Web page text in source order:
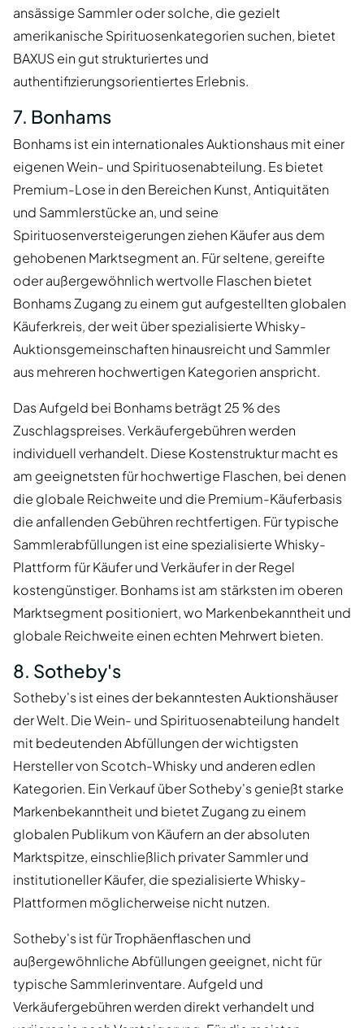
ansässige Sammler oder solche, die gezielt
amerikanische Spirituosenkategorien suchen, bietet
BAXUS ein gut strukturiertes und
authentifizierungsorientiertes Erlebnis.
7. Bonhams
Bonhams ist ein internationales Auktionshaus mit einer
eigenen Wein- und Spirituosenabteilung. Es bietet
Premium-Lose in den Bereichen Kunst, Antiquitäten
und Sammlerstücke an, und seine
Spirituosenversteigerungen ziehen Käufer aus dem
gehobenen Marktsegment an. Für seltene, gereifte
oder außergewöhnlich wertvolle Flaschen bietet
Bonhams Zugang zu einem gut aufgestellten globalen
Käuferkreis, der weit über spezialisierte Whisky-
Auktionsgemeinschaften hinausreicht und Sammler
aus mehreren hochwertigen Kategorien anspricht.
Das Aufgeld bei Bonhams beträgt 25 % des
Zuschlagspreises. Verkäufergebühren werden
individuell verhandelt. Diese Kostenstruktur macht es
am geeignetsten für hochwertige Flaschen, bei denen
die globale Reichweite und die Premium-Käuferbasis
die anfallenden Gebühren rechtfertigen. Für typische
Sammlerabfüllungen ist eine spezialisierte Whisky-
Plattform für Käufer und Verkäufer in der Regel
kostengünstiger. Bonhams ist am stärksten im oberen
Marktsegment positioniert, wo Markenbekanntheit und
globale Reichweite einen echten Mehrwert bieten.
8. Sotheby's
Sotheby's ist eines der bekanntesten Auktionshäuser
der Welt. Die Wein- und Spirituosenabteilung handelt
mit bedeutenden Abfüllungen der wichtigsten
Hersteller von Scotch-Whisky und anderen edlen
Kategorien. Ein Verkauf über Sotheby's genießt starke
Markenbekanntheit und bietet Zugang zu einem
globalen Publikum von Käufern an der absoluten
Marktspitze, einschließlich privater Sammler und
institutioneller Käufer, die spezialisierte Whisky-
Plattformen möglicherweise nicht nutzen.
Sotheby's ist für Trophäenflaschen und
außergewöhnliche Abfüllungen geeignet, nicht für
typische Sammlerinventare. Aufgeld und
Verkäufergebühren werden direkt verhandelt und